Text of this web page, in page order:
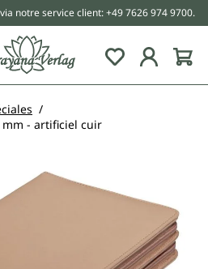
notre service client: +49 7626 974 9700.
mm - artificiel cuir